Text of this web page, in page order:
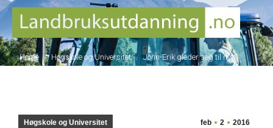
You are here:
Home Høgskole og Universitet John-Erik gleder seg til nytt…
feb 2 2016
Høgskole og Universitet